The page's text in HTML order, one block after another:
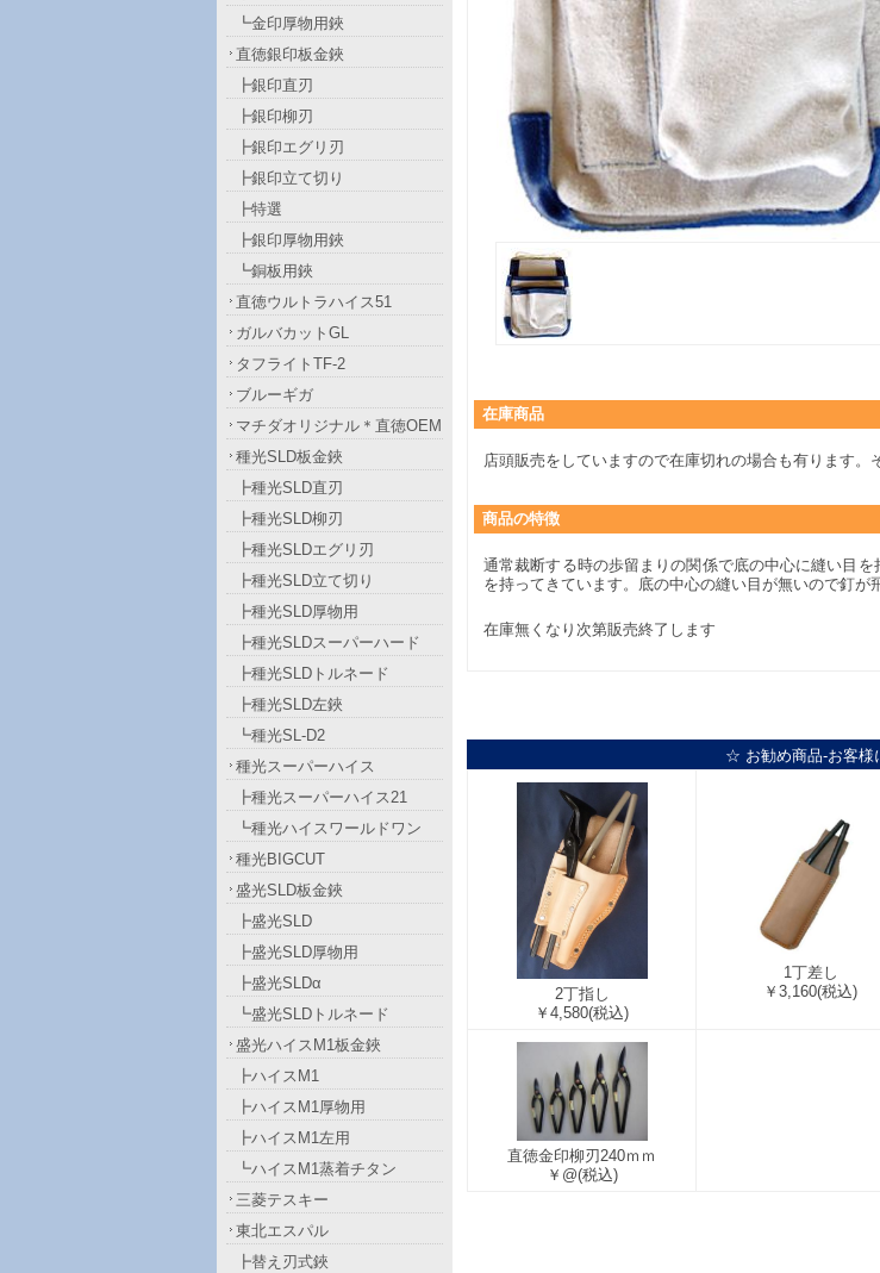
在庫商品
店頭販売をしていますので在庫切れの場合も有ります。
商品の特徴
通常裁断する時の歩留まりの関係で底の中心に縫い目
を持ってきています。底の中心の縫い目が無いので釘が
在庫無くなり次第販売終了します
☆ お勧め商品-お客様
2丁指し
￥4,580(税込)
1丁差し
￥3,160(税込)
直徳金印柳刃240ｍｍ
￥@(税込)
┗金印厚物用鋏
直徳銀印板金鋏
┣銀印直刃
┣銀印柳刃
┣銀印エグリ刃
┣銀印立て切り
┣特選
┣銀印厚物用鋏
┗銅板用鋏
直徳ウルトラハイス51
ガルバカットGL
タフライトTF-2
ブルーギガ
マチダオリジナル＊直徳OEM
種光SLD板金鋏
┣種光SLD直刃
┣種光SLD柳刃
┣種光SLDエグリ刃
┣種光SLD立て切り
┣種光SLD厚物用
┣種光SLDスーパーハード
┣種光SLDトルネード
┣種光SLD左鋏
┗種光SL-D2
種光スーパーハイス
┣種光スーパーハイス21
┗種光ハイスワールドワン
種光BIGCUT
盛光SLD板金鋏
┣盛光SLD
┣盛光SLD厚物用
┣盛光SLDα
┗盛光SLDトルネード
盛光ハイスM1板金鋏
┣ハイスM1
┣ハイスM1厚物用
┣ハイスM1左用
┗ハイスM1蒸着チタン
三菱テスキー
東北エスパル
┣替え刃式鋏